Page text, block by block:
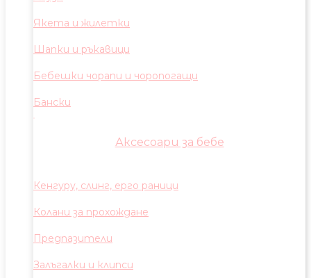
Якета и жилетки
Шапки и ръкавици
Бебешки чорапи и чоропогащи
Бански
Аксесоари за бебе
Кенгуру, слинг, ерго раници
Колани за прохождане
Предпазители
Залъгалки и клипси